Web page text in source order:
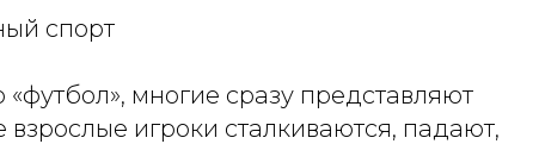
спорт
многие сразу представляют
игроки сталкиваются, падают,